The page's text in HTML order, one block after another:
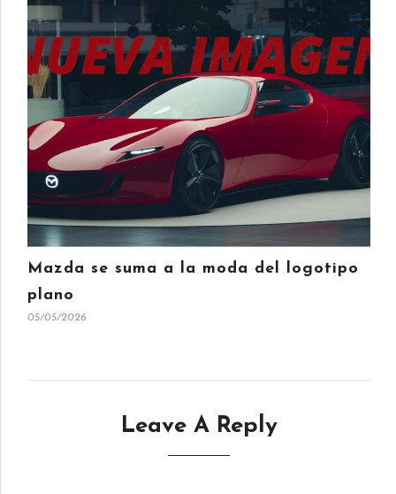
Mazda se suma a la moda del logotipo
plano
05/05/2026
Leave A Reply